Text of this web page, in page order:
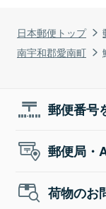
日本郵便トップ
南宇和郡愛南町
郵便番号
郵便局・
荷物のお